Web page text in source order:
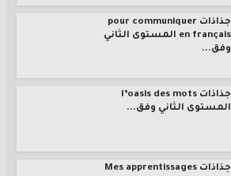
جذاذات pour communiquer
en français المستوى الثاني
وفق...
جذاذات l’oasis des mots
المستوى الثاني وفق...
جذاذات Mes apprentissages